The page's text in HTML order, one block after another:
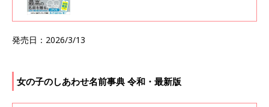
マ・パパにオススメ！ 漢字の意味や、「こんな
発売日：2026/3/13
女の子のしあわせ名前事典​ 令和・最新版